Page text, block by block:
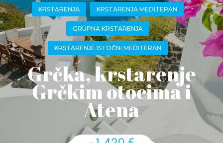
KRSTARENJA KRSTARENJA MEDITERAN
GRUPNA KRSTARENJA
KRSTARENJE ISTOČNI MEDITERAN
Grčka, krstarenje
Grčkim otocima i
Atena